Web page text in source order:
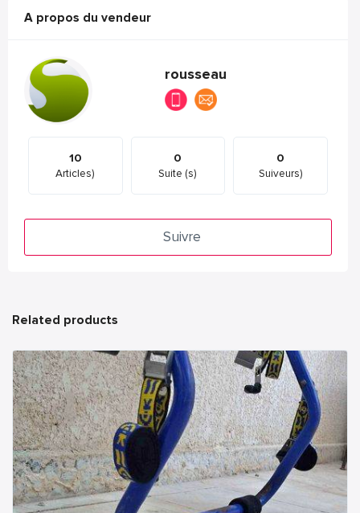
A propos du vendeur
rousseau
10
Articles)
0
Suite (s)
0
Suiveurs)
Suivre
Related products